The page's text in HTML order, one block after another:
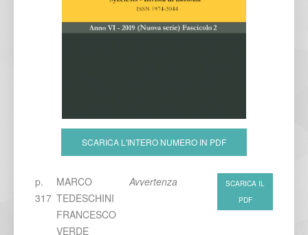
SCARICA L'INTERO NUMERO IN PDF
p.
317
MARCO
TEDESCHINI
FRANCESCO
VERDE
Avvertenza
SCARICA IL
PDF